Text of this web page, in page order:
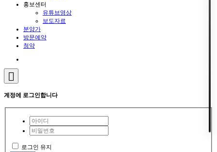
홍보센터
유튜브영상
보도자료
분양가
방문예약
청약
계정에 로그인합니다
로그인 유지